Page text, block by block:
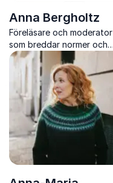
Anna Bergholtz
Föreläsare och moderator
som breddar normer och
skapar verklig inkludering